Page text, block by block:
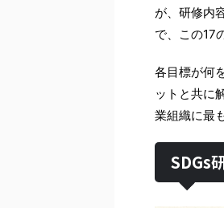
が、研修内
で、この17
各目標が何
ットと共に
業組織に最
SDGs